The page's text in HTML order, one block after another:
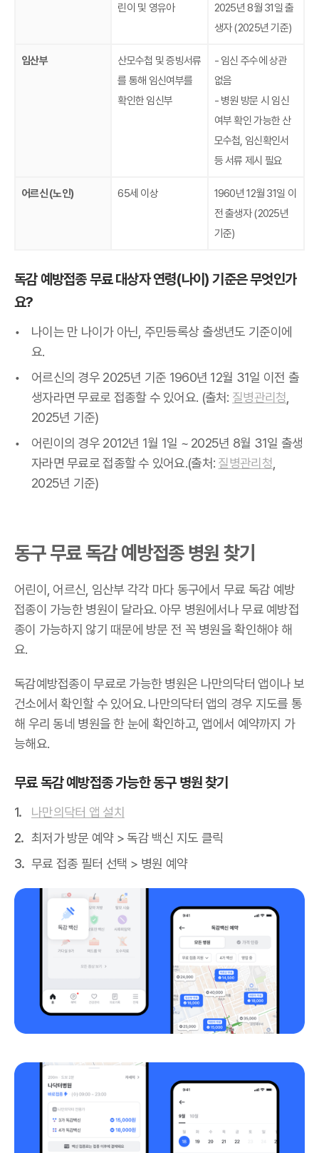
린이 및 영유아
2025년 8월 31일 출
생자 (2025년 기준)
임산부
산모수첩 및 증빙서류
를 통해 임신여부를
확인한 임신부
- 임신 주수에 상관
없음
- 병원 방문 시 임신
여부 확인 가능한 산
모수첩, 임신확인서
등 서류 제시 필요
어르신 (노인) 65세 이상
1960년 12월 31일 이
전 출생자 (2025년
기준)
독감 예방접종 무료 대상자 연령(나이) 기준은 무엇인가
요?
나이는 만 나이가 아닌, 주민등록상 출생년도 기준이에
요.
어르신의 경우 2025년 기준 1960년 12월 31일 이전 출
생자라면 무료로 접종할 수 있어요. (출처: 질병관리청
2025년 기준)
어린이의 경우 2012년 1월 1일 ~ 2025년 8월 31일 출생
자라면 무료로 접종할 수 있어요.(출처: 질병관리청
2025년 기준)
동구 무료 독감 예방접종 병원 찾기
어린이, 어르신, 임산부 각각 마다 동구에서 무료 독감 예방
접종이 가능한 병원이 달라요. 아무 병원에서나 무료 예방접
종이 가능하지 않기 때문에 방문 전 꼭 병원을 확인해야 해
요.
독감예방접종이 무료로 가능한 병원은 나만의닥터 앱이나 보
건소에서 확인할 수 있어요. 나만의닥터 앱의 경우 지도를 통
해 우리 동네 병원을 한 눈에 확인하고, 앱에서 예약까지 가
능해요.
무료 독감 예방접종 가능한 동구 병원 찾기
나만의닥터 앱 설치
최저가 방문 예약 > 독감 백신 지도 클릭
무료 접종 필터 선택 > 병원 예약